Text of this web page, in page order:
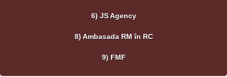
6) JS Agency
8) Ambasada RM în RC
9) FMF